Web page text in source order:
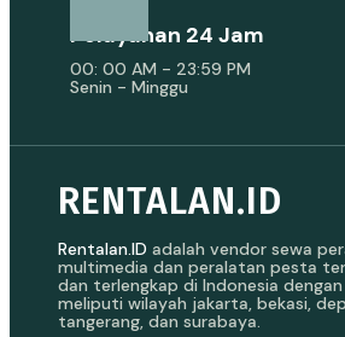
Pelayanan 24 Jam
00: 00 AM - 23:59 PM
Senin - Minggu
RENTALAN.ID
Rentalan.ID adalah vendor sewa
multimedia dan peralatan pesta
dan terlengkap di Indonesia
meliputi wilayah jakarta, bekasi,
tangerang, dan surabaya.